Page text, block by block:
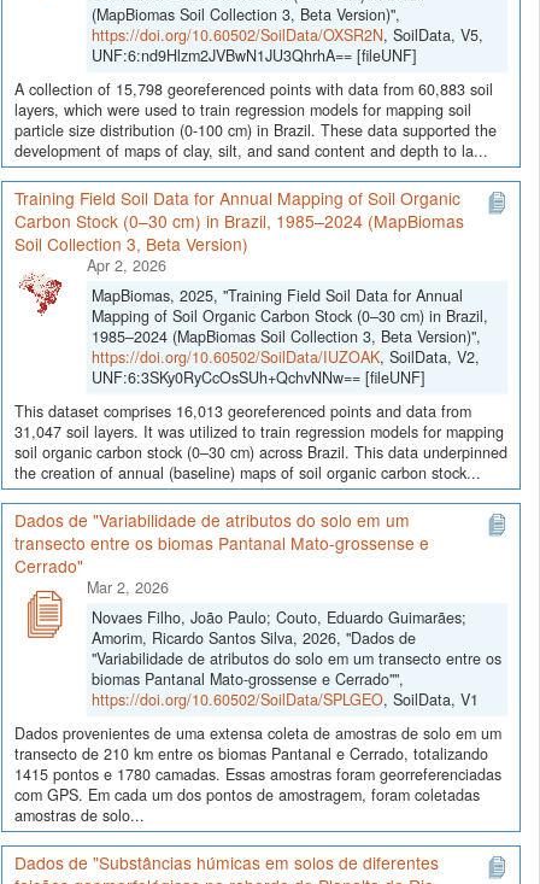
(MapBiomas Soil Collection 3, Beta Version)",
https://doi.org/10.60502/SoilData/OXSR2N, SoilData, V5,
UNF:6:nd9Hlzm2JVBwN1JU3QhrhA== [fileUNF]
A collection of 15,798 georeferenced points with data from 60,883 soil
layers, which were used to train regression models for mapping soil
particle size distribution (0-100 cm) in Brazil. These data supported the
development of maps of clay, silt, and sand content and depth to la...
Training Field Soil Data for Annual Mapping of Soil Organic
Carbon Stock (0–30 cm) in Brazil, 1985–2024 (MapBiomas
Soil Collection 3, Beta Version)
Apr 2, 2026
MapBiomas, 2025, "Training Field Soil Data for Annual
Mapping of Soil Organic Carbon Stock (0–30 cm) in Brazil,
1985–2024 (MapBiomas Soil Collection 3, Beta Version)",
https://doi.org/10.60502/SoilData/IUZOAK, SoilData, V2,
UNF:6:3SKy0RyCcOsSUh+QchvNNw== [fileUNF]
This dataset comprises 16,013 georeferenced points and data from
31,047 soil layers. It was utilized to train regression models for mapping
soil organic carbon stock (0–30 cm) across Brazil. This data underpinned
the creation of annual (baseline) maps of soil organic carbon stock...
Dados de "Variabilidade de atributos do solo em um
transecto entre os biomas Pantanal Mato-grossense e
Cerrado"
Mar 2, 2026
Novaes Filho, João Paulo; Couto, Eduardo Guimarães;
Amorim, Ricardo Santos Silva, 2026, "Dados de
"Variabilidade de atributos do solo em um transecto entre os
biomas Pantanal Mato-grossense e Cerrado"",
https://doi.org/10.60502/SoilData/SPLGEO, SoilData, V1
Dados provenientes de uma extensa coleta de amostras de solo em um
transecto de 210 km entre os biomas Pantanal e Cerrado, totalizando
1415 pontos e 1780 camadas. Essas amostras foram georreferenciadas
com GPS. Em cada um dos pontos de amostragem, foram coletadas
amostras de solo...
Dados de "Substâncias húmicas em solos de diferentes